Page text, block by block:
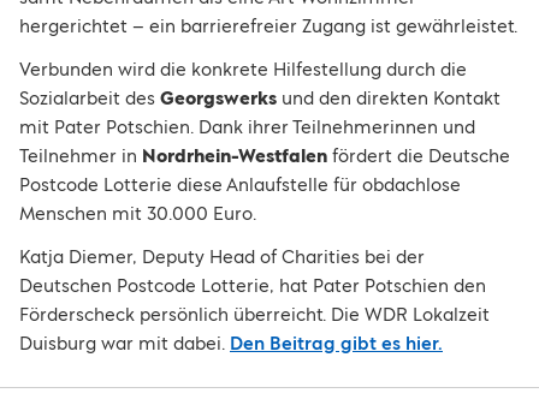
hergerichtet – ein barrierefreier Zugang ist gewährleistet.
Verbunden wird die konkrete Hilfestellung durch die
Sozialarbeit des Georgswerks und den direkten Kontakt
mit Pater Potschien. Dank ihrer Teilnehmerinnen und
Teilnehmer in Nordrhein-Westfalen fördert die Deutsche
Postcode Lotterie diese Anlaufstelle für obdachlose
Menschen mit 30.000 Euro.
Katja Diemer, Deputy Head of Charities bei der
Deutschen Postcode Lotterie, hat Pater Potschien den
Förderscheck persönlich überreicht. Die WDR Lokalzeit
Duisburg war mit dabei. Den Beitrag gibt es hier.